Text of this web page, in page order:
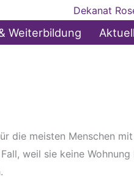
Dekanat
Weiterbildung
die meisten Menschen
weil sie keine